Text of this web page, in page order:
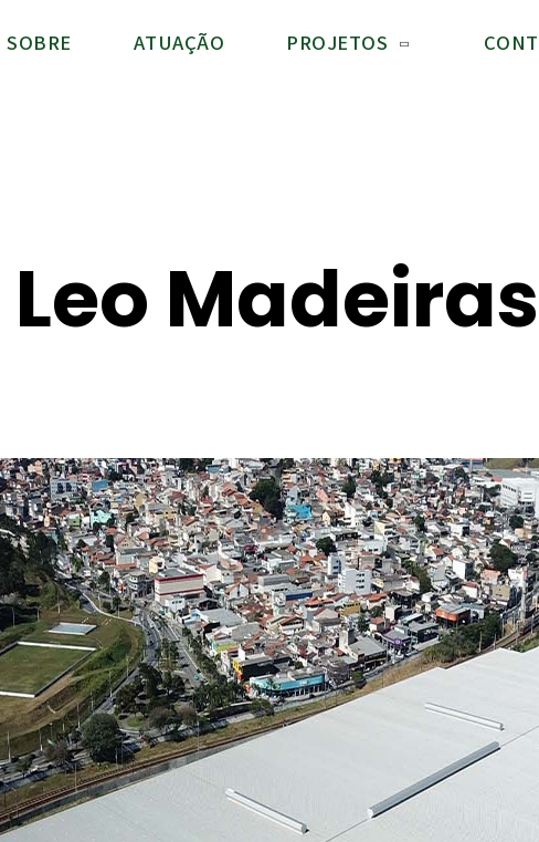
SOBRE ATUAÇÃO PROJETOS
Madeiras